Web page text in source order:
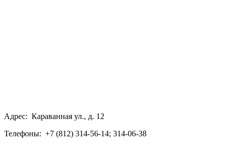
Адрес: Караванная ул., д. 12
Телефоны: +7 (812) 314-56-14; 314-06-38